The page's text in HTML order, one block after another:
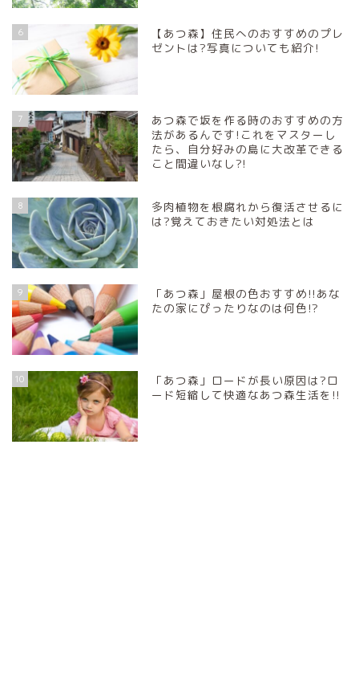
6
【あつ森】住民へのおすすめのプレ
ゼントは?写真についても紹介!
7
あつ森で坂を作る時のおすすめの方
法があるんです!これをマスターし
たら、自分好みの島に大改革できる
こと間違いなし?!
8
多肉植物を根腐れから復活させるに
は?覚えておきたい対処法とは
9
「あつ森」屋根の色おすすめ!!あな
たの家にぴったりなのは何色!?
10
「あつ森」ロードが長い原因は?ロ
ード短縮して快適なあつ森生活を!!